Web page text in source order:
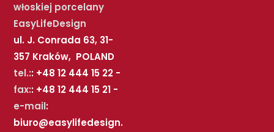
włoskiej porcelany
EasyLifeDesign
ul. J. Conrada 63, 31-
357 Kraków, POLAND
tel.:: +48 12 444 15 22 -
fax:: +48 12 444 15 21 -
e-mail:
biuro@easylifedesign.